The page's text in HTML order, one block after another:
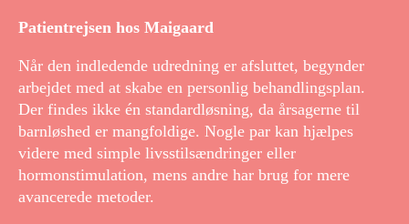
Patientrejsen hos Maigaard
Når den indledende udredning er afsluttet, begynder
arbejdet med at skabe en personlig behandlingsplan.
Der findes ikke én standardløsning, da årsagerne til
barnløshed er mangfoldige. Nogle par kan hjælpes
videre med simple livsstilsændringer eller
hormonstimulation, mens andre har brug for mere
avancerede metoder.